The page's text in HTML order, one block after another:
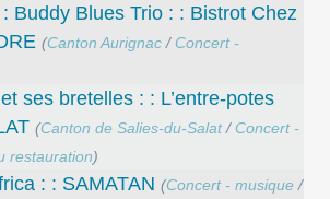
Buddy Blues Trio : : Bistrot Chez
(Canton Aurignac / Concert -
ses bretelles : : L’entre-potes
(Canton de Salies-du-Salat/ Concert -
restauration)
: : SAMATAN (Concert - musique /